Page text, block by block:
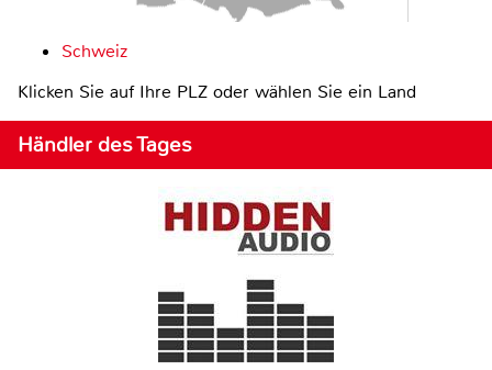
Schweiz
Klicken Sie auf Ihre PLZ oder wählen Sie ein Land
Händler des Tages